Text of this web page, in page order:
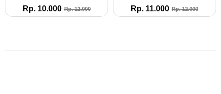
Rp. 10.000 Rp. 12.000 Rp. 11.000 Rp. 12.000